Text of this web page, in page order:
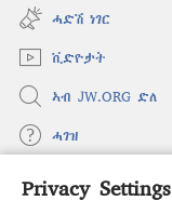
Privacy Settings
new
window)
ሓድሽ ነገር
ቪድዮታት
ኣብ JW.ORG ድለ
ሓገዝ
ወፈያ
(opens